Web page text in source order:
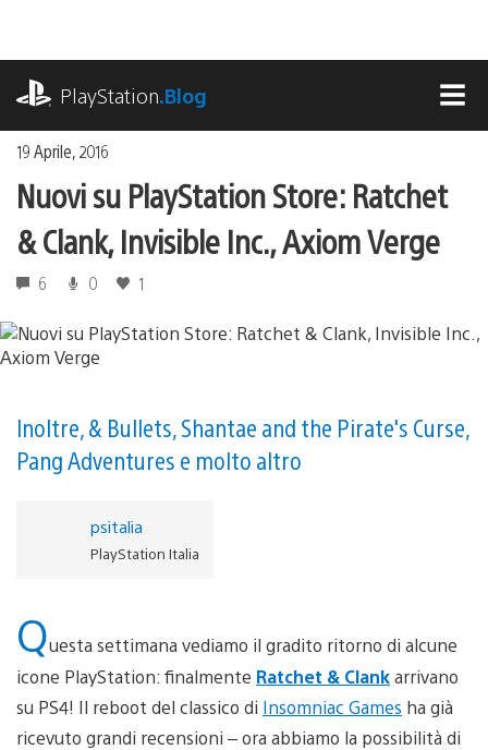
contenuto
PlayStation.Blog
19 Aprile, 2016
Nuovi su PlayStation Store: Ratchet
& Clank, Invisible Inc., Axiom Verge
6 0 1
Inoltre, & Bullets, Shantae and the Pirate's Curse,
Pang Adventures e molto altro
psitalia
PlayStation Italia
Questa settimana vediamo il gradito ritorno di alcune
icone PlayStation: finalmente Ratchet & Clankarrivano
su PS4! Il reboot del classico di Insomniac Games ha già
ricevuto grandi recensioni – ora abbiamo la possibilità di